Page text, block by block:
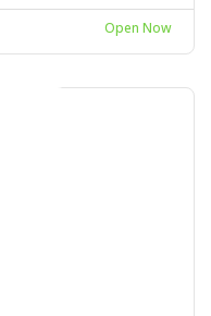
Open Now